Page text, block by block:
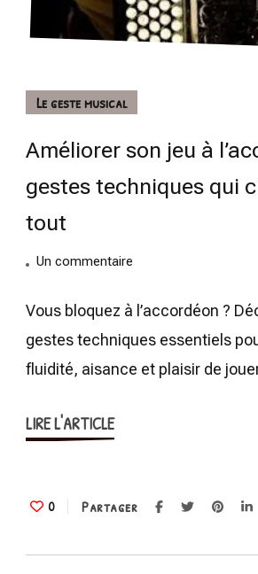
Le geste musical
Améliorer son jeu à
gestes techniques qui
tout
Un commentaire
son
l’accordéon
Vous bloquez à l’accordéon ?
gestes techniques essentiels
fluidité, aisance et plaisir de
LIRE L'ARTICLE
0 Partager